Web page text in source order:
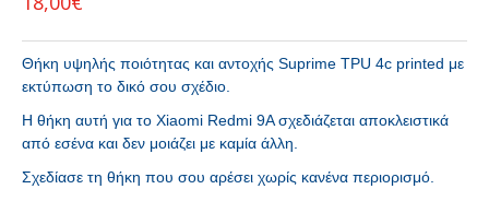
Θήκη υψηλής ποιότητας και αντοχής Suprime TPU 4c printed με
εκτύπωση το δικό σου σχέδιο.
H θήκη αυτή για το Xiaomi Redmi 9A σχεδιάζεται αποκλειστικά
από εσένα και δεν μοιάζει με καμία άλλη.
Σχεδίασε τη θήκη που σου αρέσει χωρίς κανένα περιορισμό.